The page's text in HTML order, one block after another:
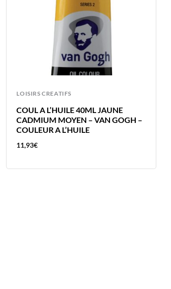
LOISIRS CREATIFS
COUL A L’HUILE 40ML JAUNE
CADMIUM MOYEN – VAN GOGH –
COULEUR A L’HUILE
11,93€